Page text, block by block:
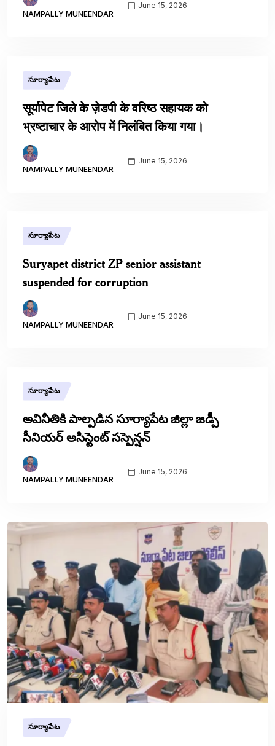
NAMPALLY MUNEENDAR
June 15, 2026
సూర్యాపేట
सूर्यापेट जिले के ज़ेडपी के वरिष्ठ सहायक को
भ्रष्टाचार के आरोप में निलंबित किया गया।
NAMPALLY MUNEENDAR
June 15, 2026
సూర్యాపేట
Suryapet district ZP senior assistant
suspended for corruption
NAMPALLY MUNEENDAR
June 15, 2026
సూర్యాపేట
అవినీతికి పాల్పడిన సూర్యాపేట జిల్లా జడ్పీ
సీనియర్ అసిస్టెంట్ సస్పెన్షన్
NAMPALLY MUNEENDAR
June 15, 2026
సూర్యాపేట